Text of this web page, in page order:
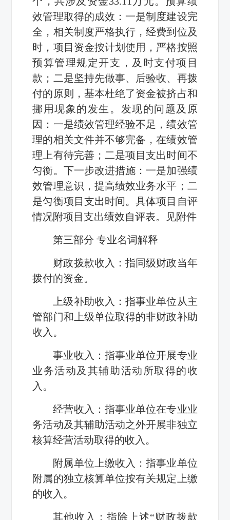
效管理取得的成效：一是制度建设完
全，相关制度严格执行，经费到位及
时，项目资金按计划使用，严格按照
预算管理规定开支，及时支付项目
款；二是坚持先做事、后验收、再拨
付的原则，基本杜绝了资金被挤占和
挪用现象的发生。发现的问题及原
因：一是绩效管理经验不足，绩效管
理的相关文件并不够完备，在绩效管
理上有待完善；二是项目支出时间不
匀衡。下一步改进措施：一是加强绩
效管理意识，提高绩效业务水平；二
是匀衡项目支出时间。具体项目自评
情况附项目支出绩效自评表。见附件
第三部分 专业名词解释
财政拨款收入：指同级财政当年
拨付的资金。
上级补助收入：指事业单位从主
管部门和上级单位取得的非财政补助
收入。
事业收入：指事业单位开展专业
业务活动及其辅助活动所取得的收
入。
经营收入：指事业单位在专业业
务活动及其辅助活动之外开展非独立
核算经营活动取得的收入。
附属单位上缴收入：指事业单位
附属的独立核算单位按有关规定上缴
的收入。
其他收入：指除上述“财政拨款